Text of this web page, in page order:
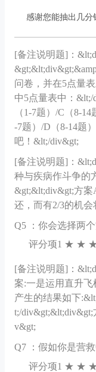
感谢您能抽出几
[备注说明题]：
问卷，并在5点量
中5点量表中：
（1-7题）/C（8-
-7题）/D（8-14题
吧！&lt;/div&gt;
[备注说明题]：
种与疾病作斗争的
&gt;&lt;div&gt;方案
还，而有2/3的机
Q5 ：你会选择两
评分项1 ★ ★
[备注说明题]：
案:一是运用直升
产生的结果如下
t;/div&gt;&lt;div&gt;
v&gt;
Q7 ：假如你是营
评分项1 ★ ★